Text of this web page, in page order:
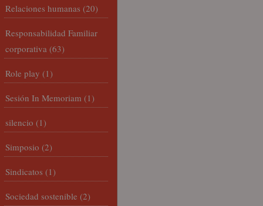
Relaciones humanas (20)
Responsabilidad Familiar
corporativa (63)
Role play (1)
Sesión In Memoriam (1)
silencio (1)
Simposio (2)
Sindicatos (1)
Sociedad sostenible (2)